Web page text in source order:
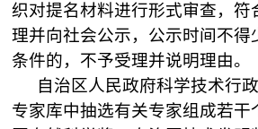
织对提名材料进行形式审查，符
理并向社会公示，公示时间不得
条件的，不予受理并说明理由。
自治区人民政府科学技术行
专家库中抽选有关专家组成若干